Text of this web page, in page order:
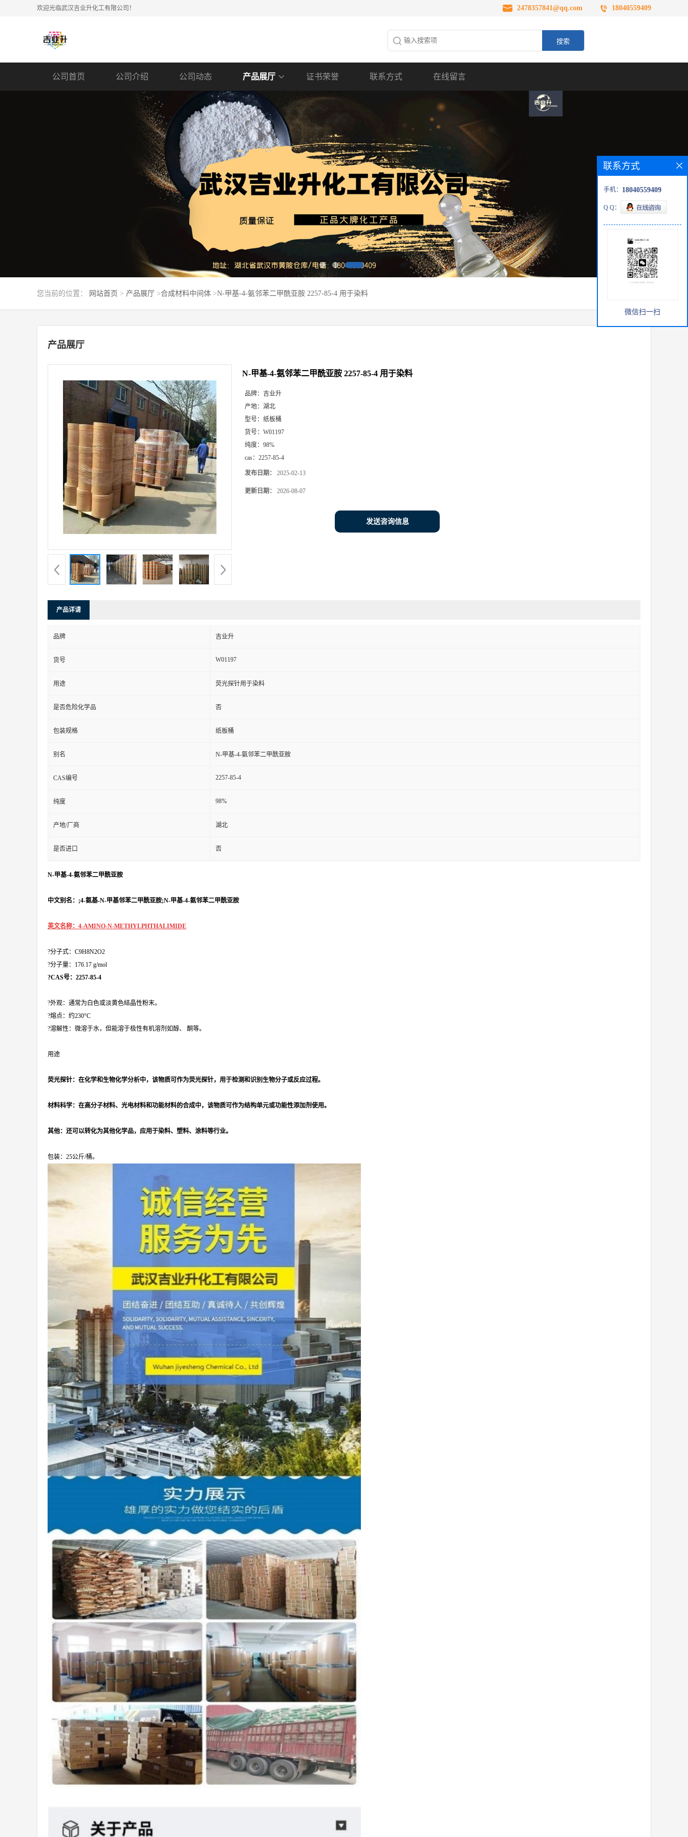
欢迎光临武汉吉业升化工有限公司！ 2478357841@qq.com 18040559409
公司首页 公司介绍 公司动态 产品展厅 证书荣誉 联系方式 在线留言
您当前的位置： 网站首页 > 产品展厅 >合成材料中间体 >N-甲基-4-氨邻苯二甲酰亚胺 2257-85-4 用于染料
产品展厅
N-甲基-4-氨邻苯二甲酰亚胺 2257-85-4 用于染料
品牌： 吉业升
产地： 湖北
型号： 纸板桶
货号： W01197
纯度： 98%
cas： 2257-85-4
发布日期： 2025-02-13
更新日期： 2026-08-07
发送咨询信息
产品详请
品牌 吉业升
货号 W01197
用途 荧光探针用于染料
是否危险化学品 否
包装规格 纸板桶
别名 N-甲基-4-氨邻苯二甲酰亚胺
CAS编号 2257-85-4
纯度 98%
产地/厂商 湖北
是否进口 否
N-甲基-4-氨邻苯二甲酰亚胺
中文别名：;4-氨基-N-甲基邻苯二甲酰亚胺;N-甲基-4-氨邻苯二甲酰亚胺
英文名称：4-AMINO-N-METHYLPHTHALIMIDE
?分子式：C9H8N2O2
?分子量：176.17 g/mol
?CAS号：2257-85-4
?外观：通常为白色或淡黄色结晶性粉末。
?熔点：约230°C
?溶解性：微溶于水，但能溶于极性有机溶剂如醇、 酮等。
用途
荧光探针：在化学和生物化学分析中，该物质可作为荧光探针，用于检测和识别生物分子或反应过程。
材料科学：在高分子材料、光电材料和功能材料的合成中，该物质可作为结构单元或功能性添加剂使用。
其他：还可以转化为其他化学品，应用于染料、塑料、涂料等行业。
包装：25公斤/桶。
联系方式
手机： 18040559409
Q Q：
微信扫一扫